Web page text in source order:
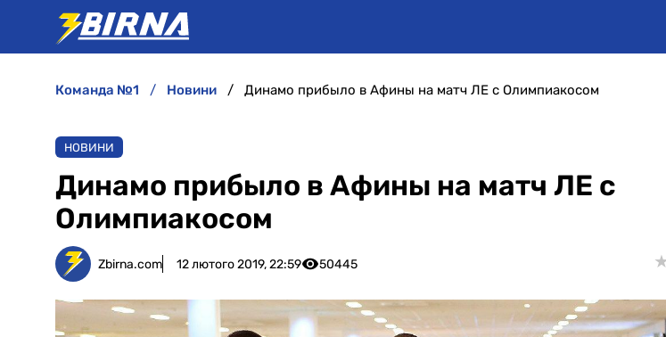
команда №1 новини Динамо прибыло в Афины на матч ЛЕ с Олимпиакосом
НОВИНИ
Динамо прибыло в Афины на матч ЛЕ с
Олимпиакосом
Zbirna.com 12 лютого 2019, 22:59 50445